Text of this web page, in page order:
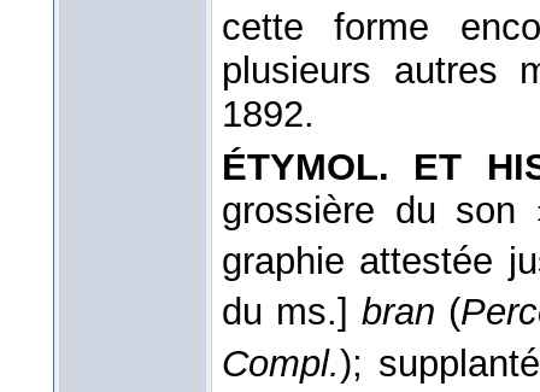
cette forme
plusieurs autres
1892.
ÉTYMOL. ET
grossière du son
graphie attestée
du ms.] bran (
Compl.);